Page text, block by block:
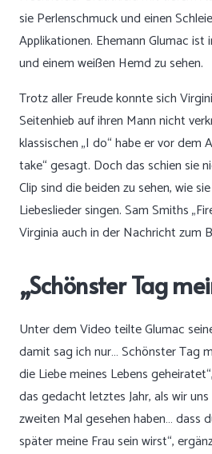
sie Perlenschmuck und einen
Applikationen. Ehemann Glumac
und einem weißen Hemd zu sehen.
Trotz aller Freude konnte sich
Seitenhieb auf ihren Mann nicht
klassischen „I do“ habe er vor dem
take“ gesagt. Doch das schien sie
Clip sind die beiden zu sehen, wie
Liebeslieder singen. Sam Smiths
Virginia auch in der Nachricht zum
„Schönster Tag
Unter dem Video teilte Glumac
damit sag ich nur… Schönster Tag
die Liebe meines Lebens
das gedacht letztes Jahr, als wir
zweiten Mal gesehen haben… dass
später meine Frau sein wirst“,